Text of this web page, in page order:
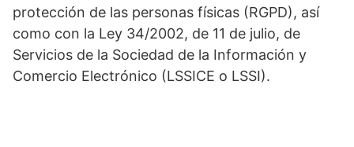
protección de las personas físicas (RGPD), así
como con la Ley 34/2002, de 11 de julio, de
Servicios de la Sociedad de la Información y
Comercio Electrónico (LSSICE o LSSI).